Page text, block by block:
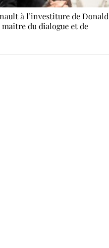
à l’investiture de Donald
du dialogue et de